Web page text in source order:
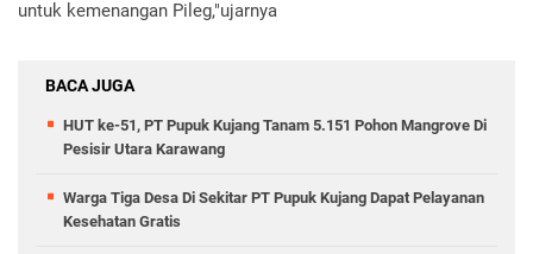
untuk kemenangan Pileg,"ujarnya
BACA JUGA
HUT ke-51, PT Pupuk Kujang Tanam 5.151 Pohon Mangrove Di
Pesisir Utara Karawang
Warga Tiga Desa Di Sekitar PT Pupuk Kujang Dapat Pelayanan
Kesehatan Gratis